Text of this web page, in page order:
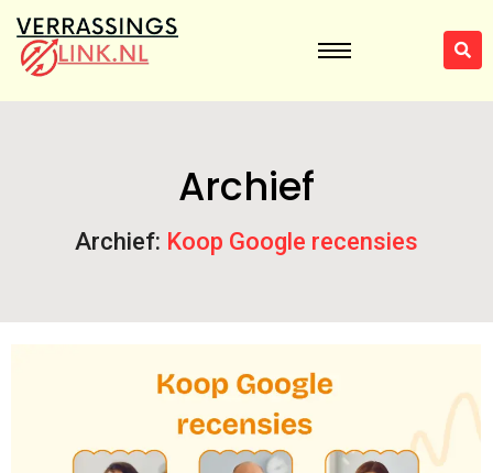
Archief
Archief: Koop Google recensies